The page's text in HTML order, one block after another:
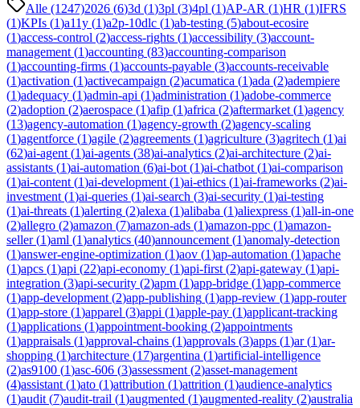
Alle (1247)2026 (6)3d (1)3pl (3)4pl (1)AP-AR (1)HR (1)IFRS
(1)KPIs (1)a11y (1)a2p-10dlc (1)ab-testing (5)about-ecosire
(1)access-control (2)access-rights (1)accessibility (3)account-
management (1)accounting (83)accounting-comparison
(1)accounting-firms (1)accounts-payable (3)accounts-receivable
(1)activation (1)activecampaign (2)acumatica (1)ada (2)adempiere
(1)adequacy (1)admin-api (1)administration (1)adobe-commerce
(2)adoption (2)aerospace (1)afip (1)africa (2)aftermarket (1)agency
(13)agency-automation (1)agency-growth (2)agency-scaling
(1)agentforce (1)agile (2)agreements (1)agriculture (3)agritech (1)ai
(62)ai-agent (1)ai-agents (38)ai-analytics (2)ai-architecture (2)ai-
assistants (1)ai-automation (6)ai-bot (1)ai-chatbot (1)ai-comparison
(1)ai-content (1)ai-development (1)ai-ethics (1)ai-frameworks (2)ai-
investment (1)ai-queries (1)ai-search (3)ai-security (1)ai-testing
(1)ai-threats (1)alerting (2)alexa (1)alibaba (1)aliexpress (1)all-in-one
(2)allegro (2)amazon (7)amazon-ads (1)amazon-ppc (1)amazon-
seller(1)aml (1)analytics (40)announcement (1)anomaly-detection
(1)answer-engine-optimization (1)aov (1)ap-automation (1)apache
(1)apcs (1)api (22)api-economy (1)api-first (2)api-gateway (1)api-
integration (3)api-security (2)apm (1)app-bridge (1)app-commerce
(1)app-development (2)app-publishing (1)app-review (1)app-router
(1)app-store (1)apparel (3)appi (1)apple-pay (1)applicant-tracking
(1)applications (1)appointment-booking (2)appointments
(1)appraisals (1)approval-chains (1)approvals (3)apps (1)ar(1)ar-
shopping (1)architecture (17)argentina (1)artificial-intelligence
(2)as9100 (1)asc-606 (3)assessment (2)asset-management
(4)assistant (1)ato (1)attribution (1)attrition (1)audience-analytics
(1)audit (7)audit-trail (1)augmented (1)augmented-reality (2)australia